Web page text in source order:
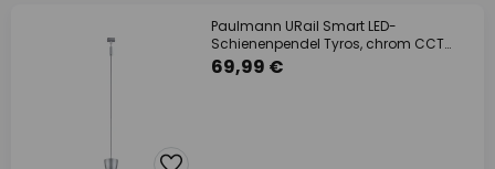
Paulmann URail Smart LED-
Schienenpendel Tyros, chrom CCT
RGB
69,99 €